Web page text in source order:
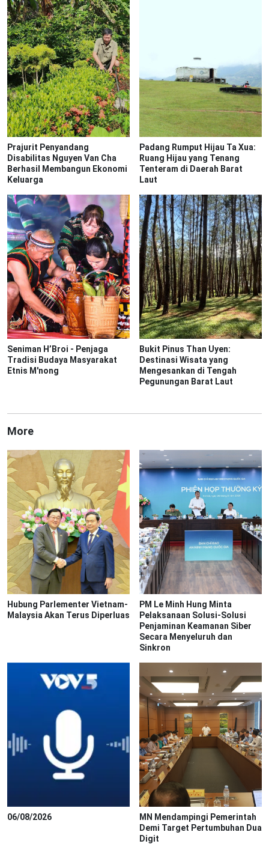
Prajurit Penyandang
Disabilitas Nguyen Van Cha
Berhasil Membangun Ekonomi
Keluarga
Padang Rumput Hijau Ta Xua:
Ruang Hijau yang Tenang
Tenteram di Daerah Barat
Laut
Seniman H’Broi - Penjaga
Tradisi Budaya Masyarakat
Etnis M'nong
Bukit Pinus Than Uyen:
Destinasi Wisata yang
Mengesankan di Tengah
Pegunungan Barat Laut
More
Hubung Parlementer Vietnam-
Malaysia Akan Terus Diperluas
PM Le Minh Hung Minta
Pelaksanaan Solusi-Solusi
Penjaminan Keamanan Siber
Secara Menyeluruh dan
Sinkron
06/08/2026
MN Mendampingi Pemerintah
Demi Target Pertumbuhan Dua
Digit